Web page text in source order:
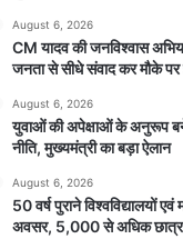
August 6, 2026
CM यादव की जनविश्वास
जनता से सीधे संवाद कर मौके पर
August 6, 2026
युवाओं की अपेक्षाओं के अनुरूप
नीति, मुख्यमंत्री का बड़ा ऐलान
August 6, 2026
50 वर्ष पुराने विश्वविद्यालयों एवं
अवसर, 5,000 से अधिक छात्र